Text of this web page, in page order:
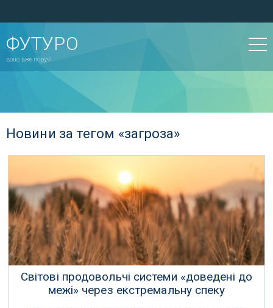
ФУТУРО
воно вже поруч!
Новини за тегом «загроза»
Світові продовольчі системи «доведені до
межі» через екстремальну спеку